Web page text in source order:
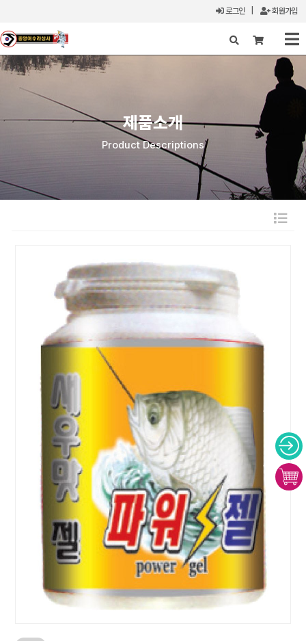
로그인 회원가입
X
제품소개
Product Descriptions